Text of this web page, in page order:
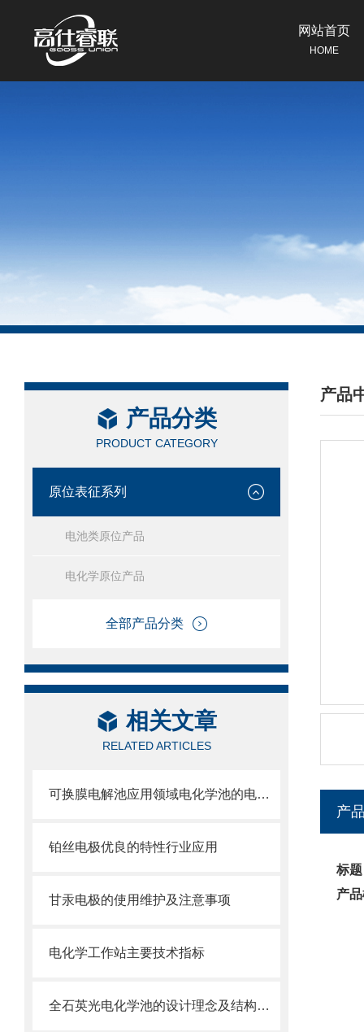
网站首页
HOME
产品分类
PRODUCT CATEGORY
原位表征系列
电池类原位产品
电化学原位产品
全部产品分类
相关文章
RELATED ARTICLES
可换膜电解池应用领域电化学池的电解质类型你知道吗？
铂丝电极优良的特性行业应用
甘汞电极的使用维护及注意事项
电化学工作站主要技术指标
全石英光电化学池的设计理念及结构特点
产品
/
产
标
产